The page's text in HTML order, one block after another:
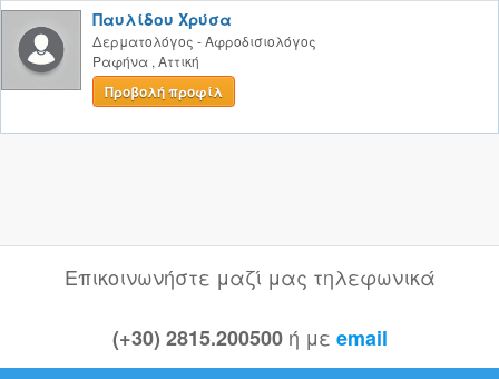
Παυλίδου Χρύσα
Δερματολόγος - Αφροδισιολόγος
Ραφήνα , Αττική
Προβολή προφίλ
Επικοινωνήστε μαζί μας τηλεφωνικά
(+30) 2815.200500 ή με email